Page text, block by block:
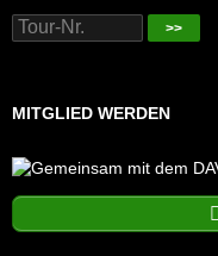
>>
MITGLIED WERDEN